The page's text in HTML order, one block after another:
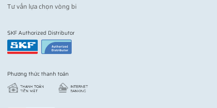
Tư vấn lựa chọn vòng bi
SKF Authorized Distributor
Phương thức thanh toán